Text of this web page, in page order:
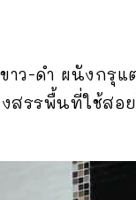
-ดำ ผนังกรุแ
รรพื้นที่ใช้สอย